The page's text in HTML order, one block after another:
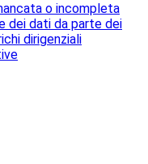
o incompleta
dei dati da parte dei
dirigenziali